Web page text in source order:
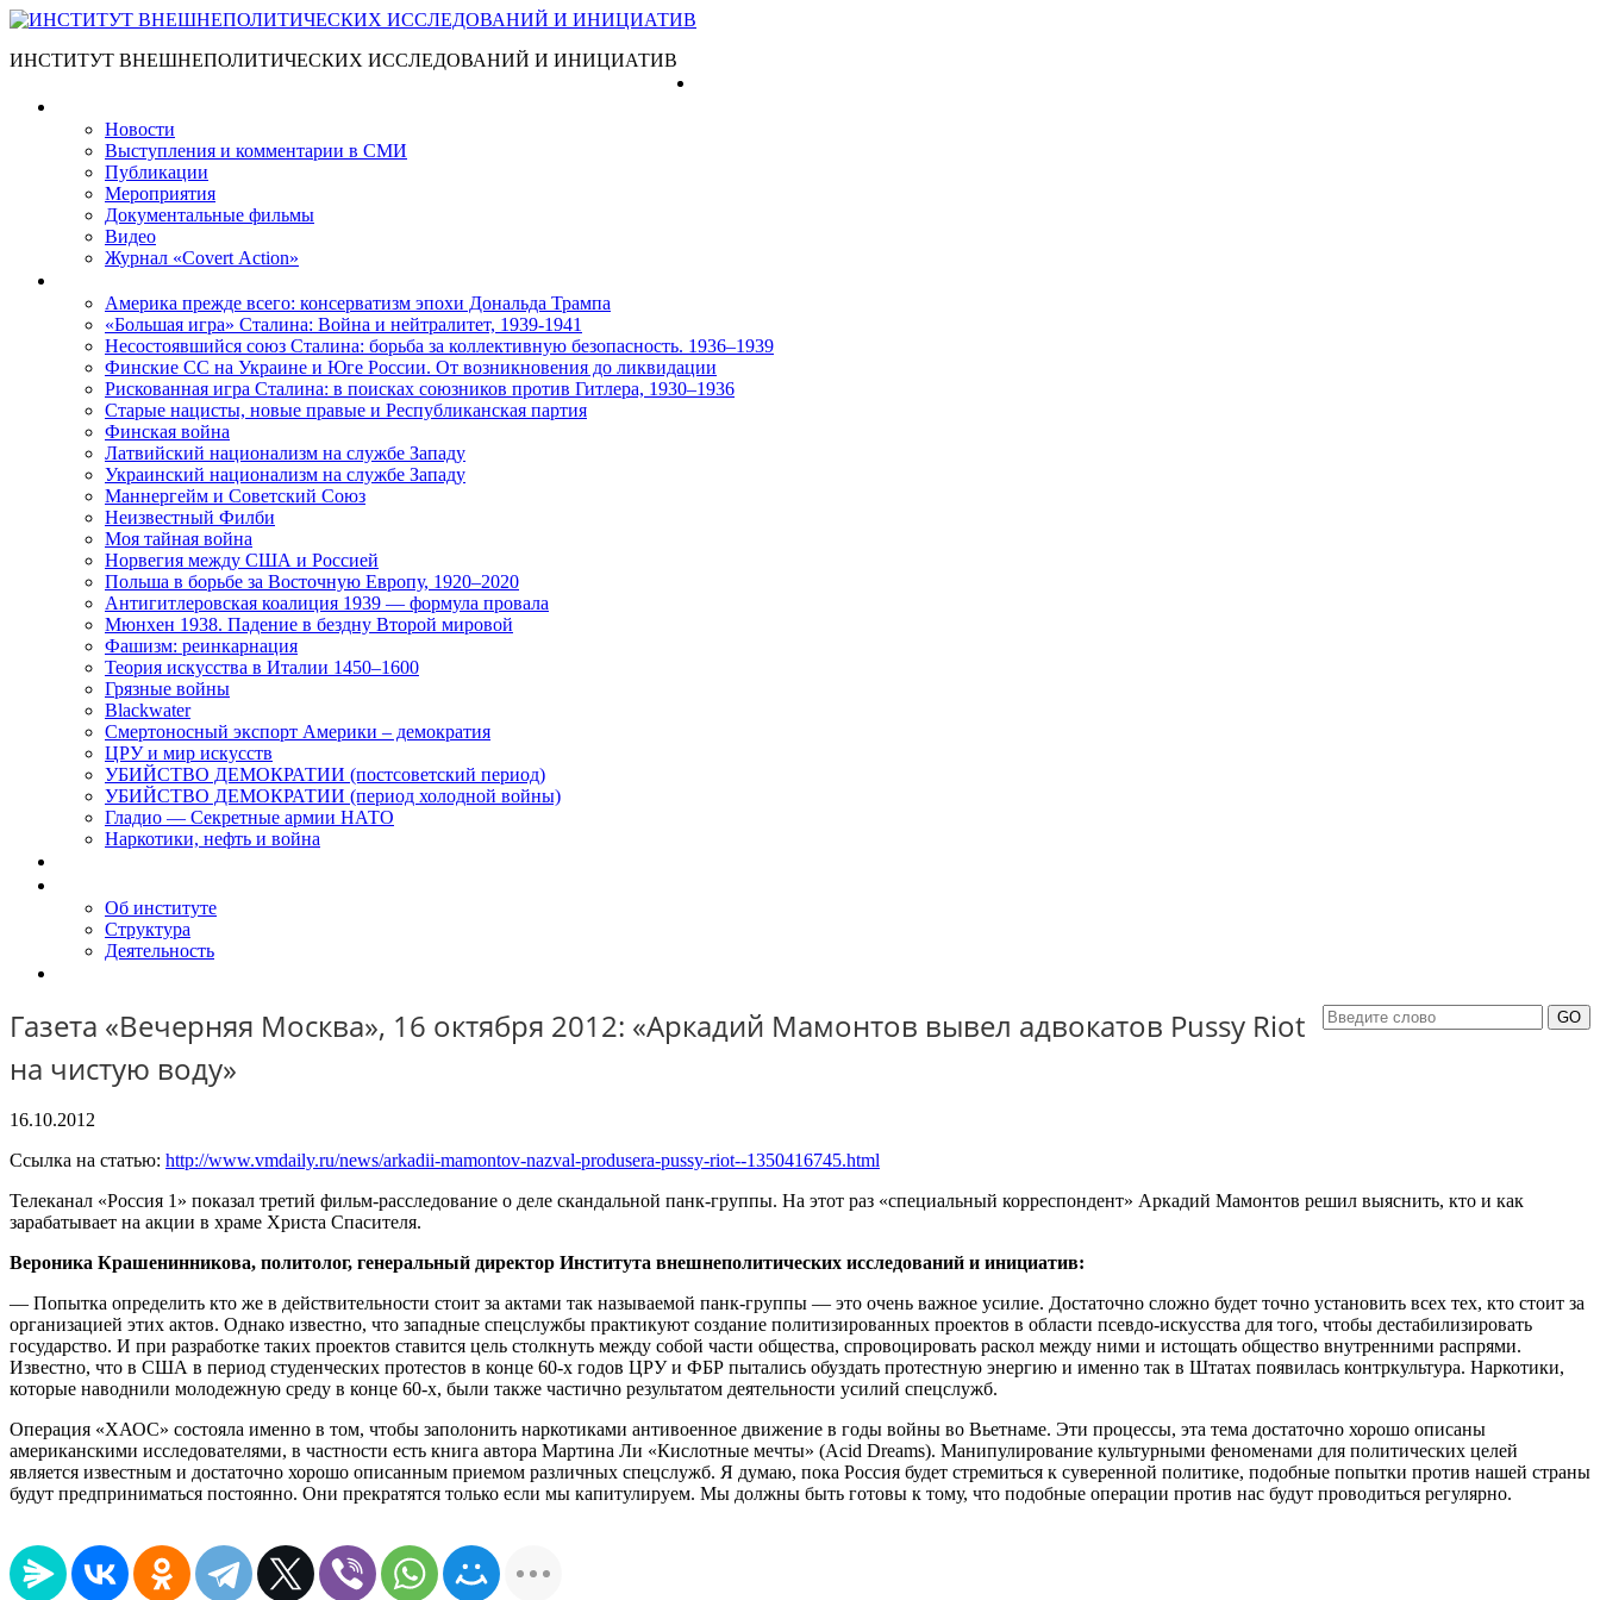
ИНСТИТУТ ВНЕШНЕПОЛИТИЧЕСКИХ ИССЛЕДОВАНИЙ И ИНИЦИАТИВ
Новости
Выступления и коммента­рии в СМИ
Публикации
Мероприятия
Документальные фильмы
Видео
Журнал «Covert Action»
Америка прежде всего: консерватизм эпохи Дональда Трампа
«Большая игра» Сталина: Война и нейтралитет, 1939-1941
Несостоявшийся союз Сталина: борьба за коллективную безопасность. 1936–1939
Финские СС на Украине и Юге России. От возникновения до ликвидации
Рискованная игра Сталина: в поисках союзников против Гитлера, 1930–1936
Старые нацисты, новые правые и Республиканская партия
Финская война
Латвийский национализм на службе Западу
Украинский национализм на службе Западу
Маннергейм и Советский Союз
Неизвестный Филби
Моя тайная война
Норвегия между США и Россией
Польша в борьбе за Восточную Европу, 1920–2020
Антигитлеровская коалиция 1939 — формула провала
Мюнхен 1938. Падение в бездну Второй мировой
Фашизм: реинкарнация
Теория искусства в Италии 1450–1600
Грязные войны
Blackwater
Смертоносный экспорт Америки – демократия
ЦРУ и мир искусств
УБИЙСТВО ДЕМОКРАТИИ (постсоветский период)
УБИЙСТВО ДЕМОКРАТИИ (период холодной войны)
Гладио — Секретные армии НАТО
Наркотики, нефть и война
Об институте
Структура
Деятельность
Газета «Вечерняя Москва», 16 октября 2012: «Аркадий Мамонтов вывел адвокатов Pussy Riot
на чистую воду»
16.10.2012
Ссылка на статью: http://www.vmdaily.ru/news/arkadii-mamontov-nazval-produsera-pussy-riot--1350416745.html
Телеканал «Россия 1» показал третий фильм-расследование о деле скандальной панк-группы. На этот раз «специальный корреспондент» Аркадий Мамонтов решил выяснить, кто и как
зарабатывает на акции в храме Христа Спасителя.
Вероника Крашенинникова, политолог, генеральный директор Института внешнеполитических исследований и инициатив:
— Попытка определить кто же в действительности стоит за актами так называемой панк-группы — это очень важное усилие. Достаточно сложно будет точно установить всех тех, кто стоит за
организацией этих актов. Однако известно, что западные спецслужбы практикуют создание политизированных проектов в области псевдо-искусства для того, чтобы дестабилизировать
государство. И при разработке таких проектов ставится цель столкнуть между собой части общества, спровоцировать раскол между ними и истощать общество внутренними распрями.
Известно, что в США в период студенческих протестов в конце 60-х годов ЦРУ и ФБР пытались обуздать протестную энергию и именно так в Штатах появилась контркультура. Наркотики,
которые наводнили молодежную среду в конце 60-х, были также частично результатом деятельности усилий спецслужб.
Операция «ХАОС» состояла именно в том, чтобы заполонить наркотиками антивоенное движение в годы войны во Вьетнаме. Эти процессы, эта тема достаточно хорошо описаны
американскими исследователями, в частности есть книга автора Мартина Ли «Кислотные мечты» (Acid Dreams). Манипулирование культурными феноменами для политических целей
является известным и достаточно хорошо описанным приемом различных спецслужб. Я думаю, пока Россия будет стремиться к суверенной политике, подобные попытки против нашей страны
будут предприниматься постоянно. Они прекратятся только если мы капитулируем. Мы должны быть готовы к тому, что подобные операции против нас будут проводиться регулярно.